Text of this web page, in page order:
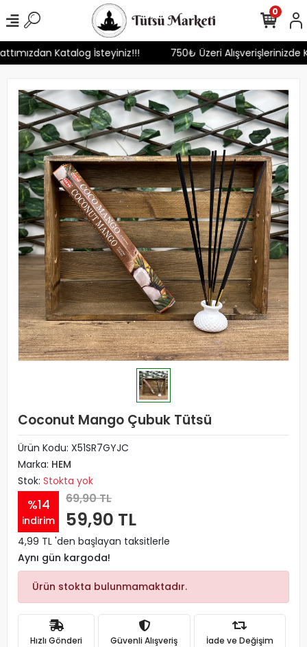
Katalog İsteyiniz!!! 750₺ Üzeri
0
Coconut Mango Çubuk Tütsü
Ürün Kodu: X51SR7GYJC
Marka: HEM
Stok: Stokta yok
%14
indirim
69,90 TL
59,90 TL
4,99 TL 'den başlayan taksitlerle
Aynı gün kargoda!
Ürün stokta bulunmamaktadır.
Hızlı Gönderi Güvenli Alışveriş İade ve Değişim